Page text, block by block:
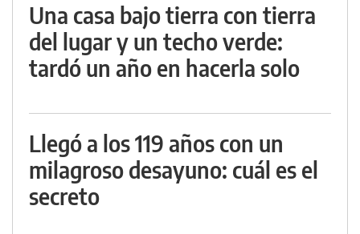
Una casa bajo tierra con tierra
del lugar y un techo verde:
tardó un año en hacerla solo
Llegó a los 119 años con un
milagroso desayuno: cuál es el
secreto